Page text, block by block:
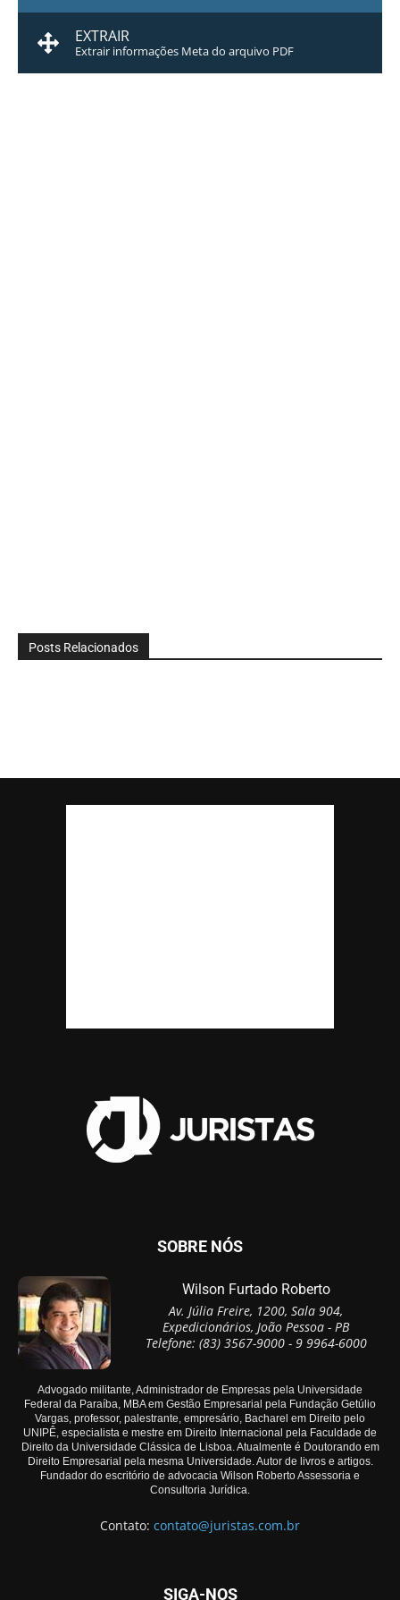
EXTRAIR
Extrair informações Meta do arquivo PDF
Posts Relacionados
SOBRE NÓS
Wilson Furtado Roberto
Av. Júlia Freire, 1200, Sala 904,
Expedicionários, João Pessoa - PB
Telefone: (83) 3567-9000 - 9 9964-6000
Advogado militante, Administrador de Empresas pela Universidade
Federal da Paraíba, MBA em Gestão Empresarial pela Fundação Getúlio
Vargas, professor, palestrante, empresário, Bacharel em Direito pelo
UNIPÊ, especialista e mestre em Direito Internacional pela Faculdade de
Direito da Universidade Clássica de Lisboa. Atualmente é Doutorando em
Direito Empresarial pela mesma Universidade. Autor de livros e artigos.
Fundador do escritório de advocacia Wilson Roberto Assessoria e
Consultoria Jurídica.
Contato: contato@juristas.com.br
SIGA-NOS